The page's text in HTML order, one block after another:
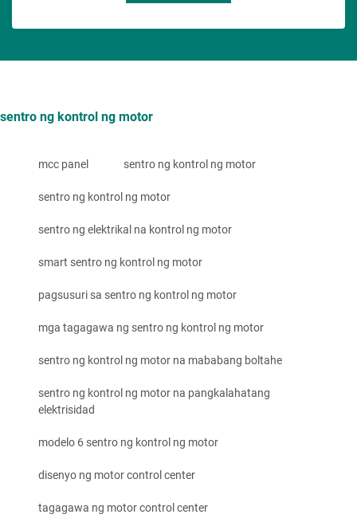
sentro ng kontrol ng motor
mcc panel sentro ng kontrol ng motor
sentro ng kontrol ng motor
sentro ng elektrikal na kontrol ng motor
smart sentro ng kontrol ng motor
pagsusuri sa sentro ng kontrol ng motor
mga tagagawa ng sentro ng kontrol ng motor
sentro ng kontrol ng motor na mababang boltahe
sentro ng kontrol ng motor na pangkalahatang
elektrisidad
modelo 6 sentro ng kontrol ng motor
disenyo ng motor control center
tagagawa ng motor control center